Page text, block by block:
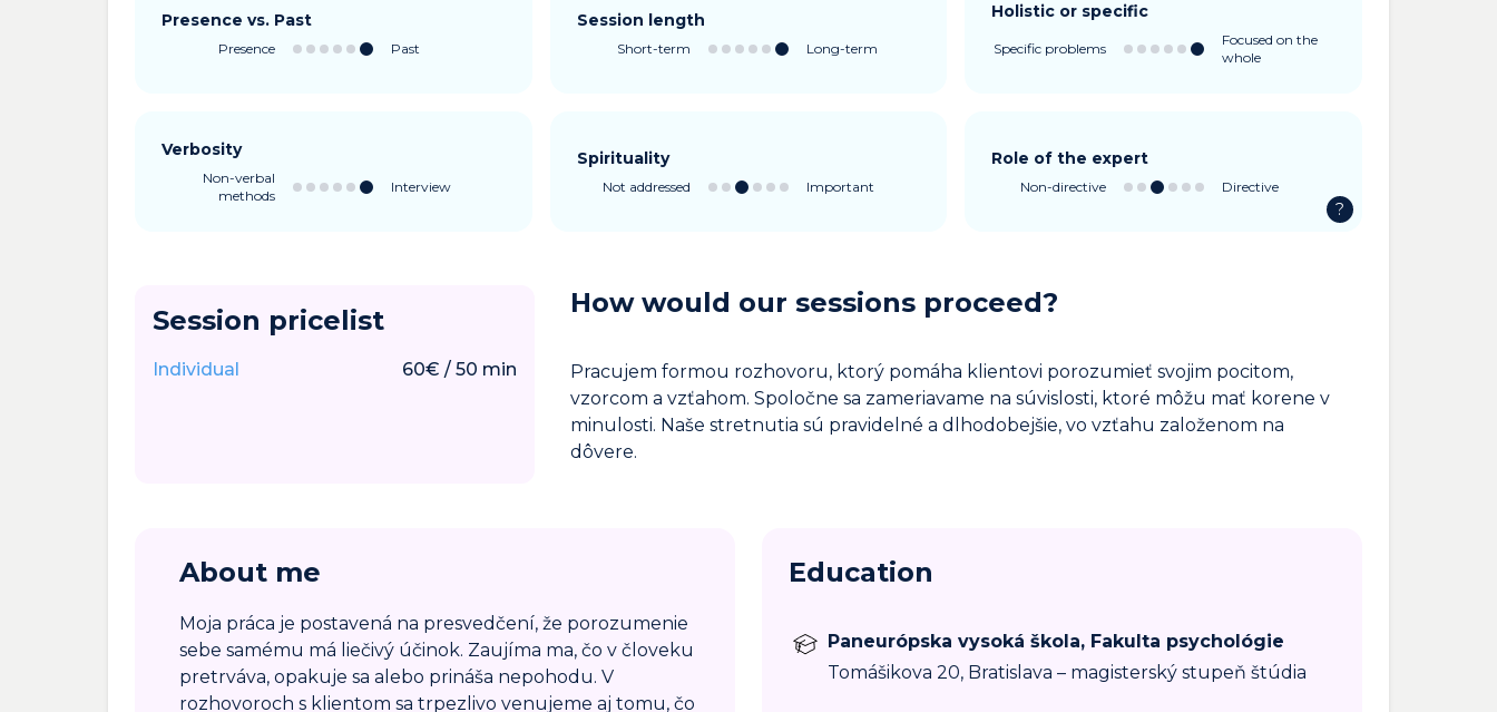
Presence vs. Past
Presence Past
Session length
Short-term Long-term
Holistic or specific
Specific problems
Focused on the
whole
Verbosity
Non-verbal
methods
Interview
Spirituality
Not addressed Important
Role of the expert
Non-directive Directive
?
Session pricelist
Individual 60€ /50 min
How would our sessions proceed?
Pracujem formou rozhovoru, ktorý pomáha klientovi porozumieť svojim pocitom,
vzorcom a vzťahom. Spoločne sa zameriavame na súvislosti, ktoré môžu mať korene v
minulosti. Naše stretnutia sú pravidelné a dlhodobejšie, vo vzťahu založenom na
dôvere.
About me
Moja práca je postavená na presvedčení, že porozumenie
sebe samému má liečivý účinok. Zaujíma ma, čo v človeku
pretrváva, opakuje sa alebo prináša nepohodu. V
rozhovoroch s klientom sa trpezlivo venujeme aj tomu, čo
Education
Paneurópska vysoká škola, Fakulta psychológie
Tomášikova 20, Bratislava – magisterský stupeň štúdia